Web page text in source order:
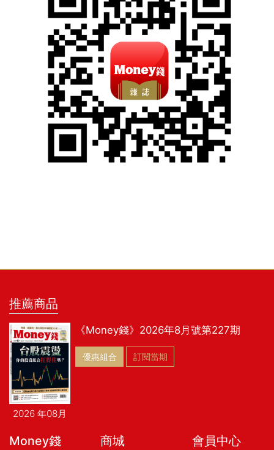
推薦商品
2026 年08月
《Money錢》2026年8月號第227期
優惠組合 訂閱當期
Money錢 商城 會員中心